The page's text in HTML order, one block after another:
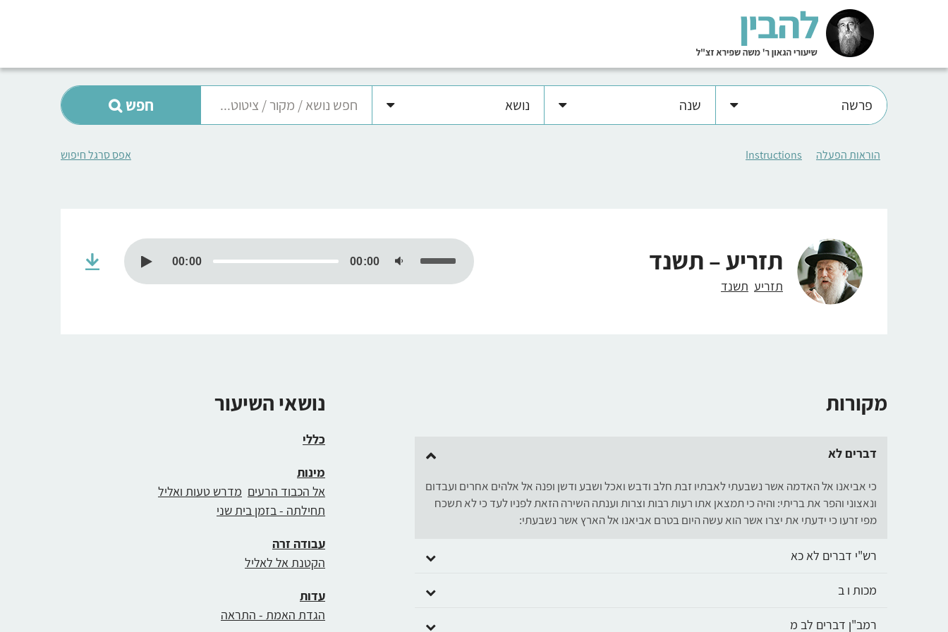
פרשה שנה נושא חפש
הוראות הפעלה Instructions אפס סרגל חיפוש
תזריע – תשנד
תזריע תשנד
נגן
אודיו
00:00 00:00
השתמש
במקש
מקורות
דברים לא
כי אביאנו אל האדמה אשר נשבעתי לאבתיו זבת חלב ודבש ואכל ושבע ודשן ופנה אל אלהים אחרים ועבדום
ונאצוני והפר את בריתי: והיה כי תמצאן אתו רעות רבות וצרות וענתה השירה הזאת לפניו לעד כי לא תשכח
מפי זרעו כי ידעתי את יצרו אשר הוא עשה היום בטרם אביאנו אל הארץ אשר נשבעתי:
רש"י דברים לא כא
מכות ו ב
רמב"ן דברים לב מ
נושאי השיעור
כללי
מינות
אל הכבוד הרעים מדרש טעות ואליל
תחילתה - בזמן בית שני
עבודה זרה
הקטנת אל לאליל
עדות
הגדת האמת - התראה